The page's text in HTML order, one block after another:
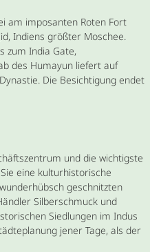
am imposanten Roten Fort
Indiens größter Moschee.
zum India Gate,
des Humayun liefert auf
Die Besichtigung endet
und die wichtigste
eine kulturhistorische
geschnitzten
Silberschmuck und
Siedlungen im Indus
jener Tage, als der